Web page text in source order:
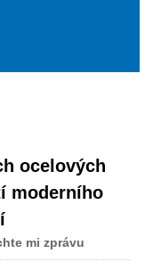
ocelových
moderního
mi zprávu